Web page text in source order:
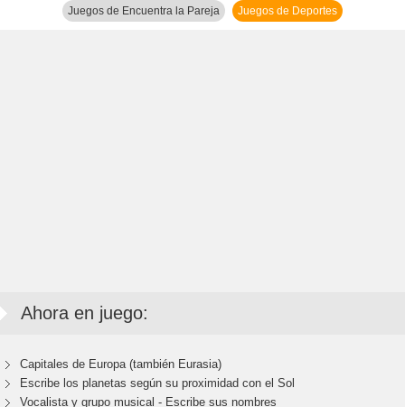
Juegos de Encuentra la Pareja Juegos de Deportes
Ahora en juego:
Capitales de Europa (también Eurasia)
Escribe los planetas según su proximidad con el Sol
Vocalista y grupo musical - Escribe sus nombres